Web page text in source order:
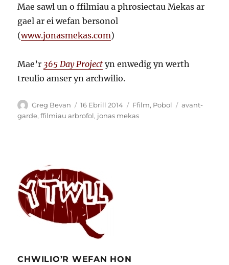
Mae sawl un o ffilmiau a phrosiectau Mekas ar
gael ar ei wefan bersonol
(www.jonasmekas.com)
Mae’r 365 Day Project yn enwedig yn werth
treulio amser yn archwilio.
Awdur
Greg Bevan
Cofnodwyd
ar
16 Ebrill 2014 Categorïau
Ffilm, Pobol Tagiau
avant-
garde,ffilmiau arbrofol, jonas mekas
CHWILIO’R WEFAN HON